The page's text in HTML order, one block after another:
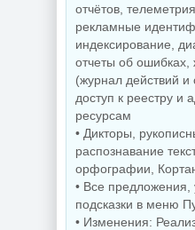
отчётов,
рекламные
индексирование,
отчеты об ошибках,
(журнал действий
доступ к реестру и
ресурсам
• Дикторы,
распознавание
орфографии,
• Все
подсказки в меню
• Изменения: